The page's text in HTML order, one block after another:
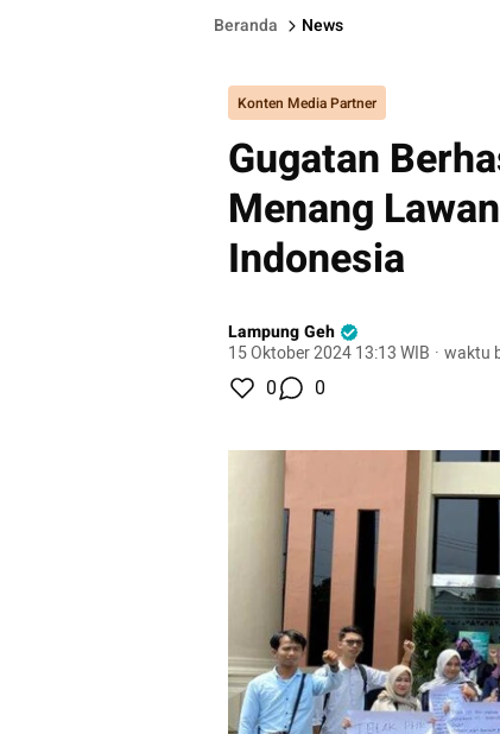
Beranda News
Konten Media Partner
Gugatan
Menang
Indonesia
Lampung Geh
15 Oktober 2024 13:13 WIB · waktu
0 0